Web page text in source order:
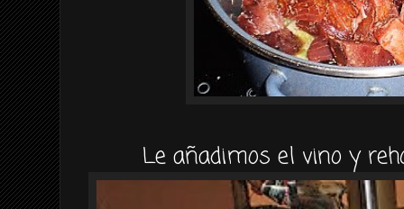
Le añadimos el vino y